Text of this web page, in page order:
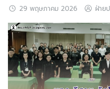
29 พฤษภาคม 2026 ฝ่าย